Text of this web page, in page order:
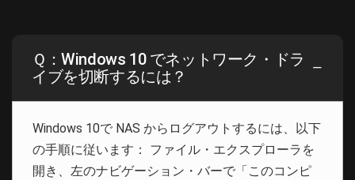
Ｑ：Windows 10 でネットワーク・ドラ
イブを切断するには？
Windows 10で NAS からログアウトするには、以下
の手順に従います： ファイル・エクスプローラを
開き、左のナビゲーション・バーで「このコンピ